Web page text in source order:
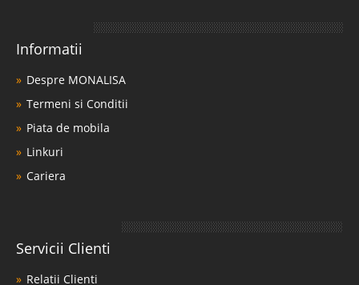
Informatii
Despre MONALISA
Termeni si Conditii
Piata de mobila
Linkuri
Cariera
Servicii Clienti
Relatii Clienti